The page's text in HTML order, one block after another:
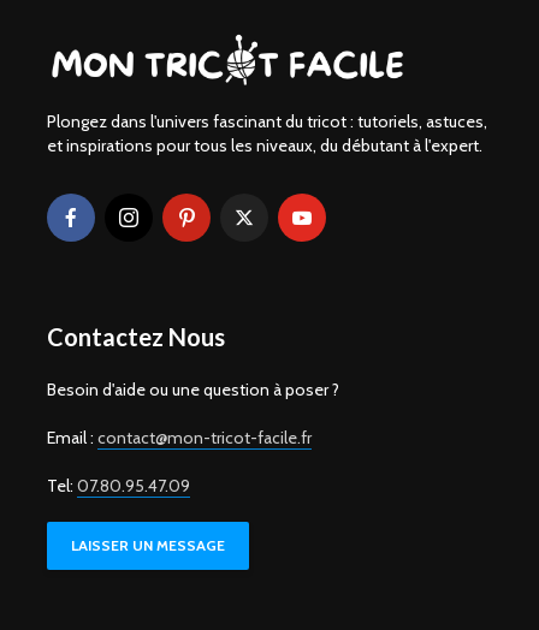
Plongez dans l'univers fascinant du tricot : tutoriels, astuces,
et inspirations pour tous les niveaux, du débutant à l'expert.
Contactez Nous
Besoin d'aide ou une question à poser ?
Email : contact@mon-tricot-facile.fr
Tel: 07.80.95.47.09
LAISSER UN MESSAGE